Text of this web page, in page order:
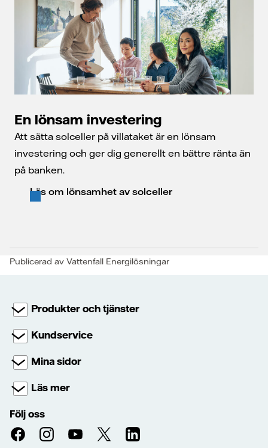
En lönsam investering
Att sätta solceller på villataket är en lönsam
investering och ger dig generellt en bättre ränta än
på banken.
Läs om lönsamhet av solceller
Publicerad av Vattenfall Energilösningar
Produkter och tjänster
Kundservice
Mina sidor
Läs mer
Följ oss